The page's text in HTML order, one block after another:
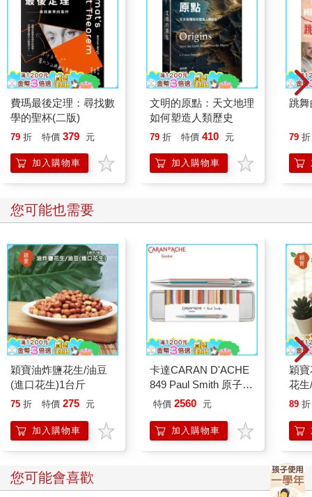
本書的第一部是背景介紹，先介紹基模理論（schema theory），
以說明我們和世界實際的互動，也就是實踐（praxis）背後的腦部
運作過程，形成我們對手部技巧、語言使用，以及社會建構等知
識的各種觀點。我們接著會進一步來看語言學，強調人類語言同
時包括手語與口語。我們會欣賞一般語言學，但否定一般語言學
中所謂「句法自主性」或是天生的「普遍語法」（Universal
Grammar）這些說法；我們認為「構式語法」（construction
grammar）也許更適合用來研究人類如何習得語言，以及語言的
演化與歷史演變。
為了更了解其他靈長類的溝通系統與人類語言到底有多大的不
同，我們評估人猿與猴子的發聲與姿態，強調發聲模式似乎是天
生就明確固定，而一些手部動作則是有明確的「文化」意義。我
猴與人類腦部負責聽覺系統與發聲的區域，接著才能仔細介紹獼
點。
本書的第二部則接續發展鏡像系統假說。第六章〈路標：揭露本
書論點〉，不只總結了第一部的背景資訊，也為第二部的每一章
內容提供大綱說明。因此有些讀者也許會比較想從第六章開始
看，再回頭看（或是不看）第一部。第二部的論述基於一種普遍
觀點，即「原手語」（亦即以約定俗成的手勢為基礎的交流方
式）為「原語言」的發展提供了關鍵鷹架，而此觀點與非人靈長
類中手勢表達相較於發聲表達，具有更大開放性的特徵一致。
注意，辨識一個已知動作的能力，和學習模仿一個新的行為是不
一樣的。我們在評估猴子、黑猩猩，以及人類的模仿時，是超越
了鏡像系統的範圍的。我們認為，只有人類特有的所謂「複雜模
機制才得以支援手部技巧的轉移。此外，我們特別看到人類和黑
猩猩有很大的一個不同點：過度模仿。這乍看彷彿是個缺點，但
意動作以及之後的原手語的大腦機制發展。一旦原手語為原手語
符號的發明開了一扇相對自由的門，話語器官的神經控制演化也
費瑪最後定理：尋找數
學的聖杯(二版)
79 折 特價 379 元
加入購物車
文明的原點：天文地理
如何塑造人類歷史
79 折 特價 410 元
加入購物車
跳
79 折
您可能也需要
穎寶油炸鹽花生/油豆
(進口花生)1台斤
75 折 特價 275 元
加入購物車
卡達CARAN D'ACHE
849 Paul Smith 原子筆
ED.5 條紋銀
特價 2560 元
加入購物車
穎
花
生)-
89 折
您可能會喜歡